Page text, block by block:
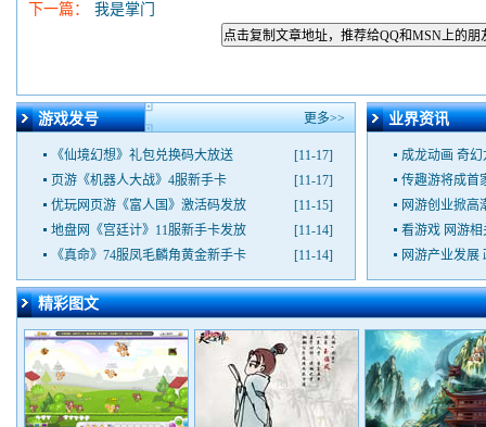
下一篇：
我是掌门
点击复制文章地址，推荐给QQ和MSN上的朋
游戏发号 更多>>
[11-17]
《仙境幻想》礼包兑换码大放送
[11-17]
页游《机器人大战》4服新手卡
[11-15]
优玩网页游《富人国》激活码发放
[11-14]
地盘网《宫廷计》11服新手卡发放
[11-14]
《真命》74服凤毛麟角黄金新手卡
业界资讯
成龙动画 奇
传趣游将成首
网游创业掀高
看游戏 网游
网游产业发展
精彩图文